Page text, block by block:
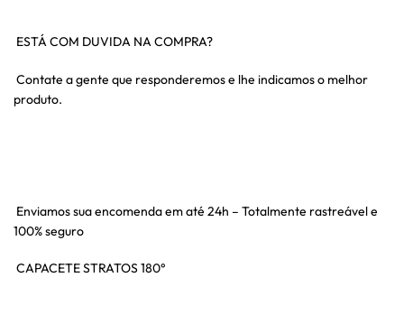
ESTÁ COM DUVIDA NA COMPRA?
Contate a gente que responderemos e lhe indicamos o melhor
produto.
Enviamos sua encomenda em até 24h – Totalmente rastreável e
100% seguro
CAPACETE STRATOS 180°